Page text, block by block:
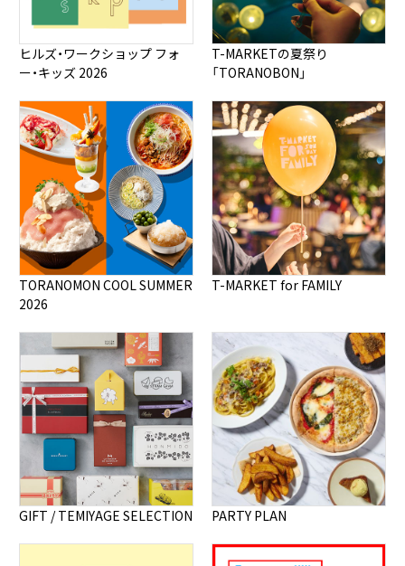
ヒルズ・ワークショップ フォ
ー・キッズ 2026
T-MARKETの夏祭り
「TORANOBON」
TORANOMON COOL SUMMER
2026
T-MARKET for FAMILY
GIFT / TEMIYAGE SELECTION PARTY PLAN